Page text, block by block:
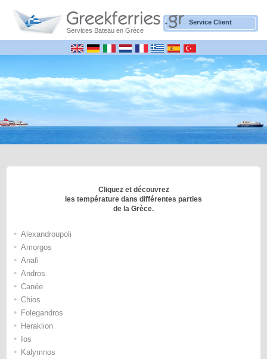
Services Bateau en Grèce
Service Client
Cliquez et découvrez
les température dans différentes parties
de la Grèce.
• Alexandroupoli
• Amorgos
• Anafi
• Andros
• Canée
• Chios
• Folegandros
• Heraklion
• Ios
• Kalymnos